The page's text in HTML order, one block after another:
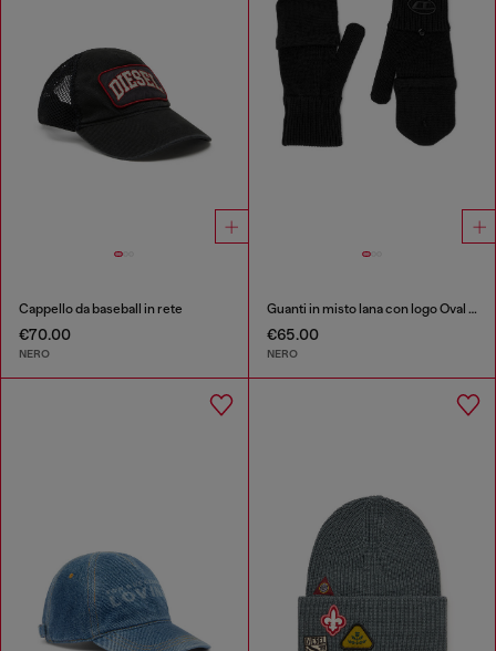
Cappello da baseball in rete
€70.00
NERO
Guanti in misto lana con logo Oval D
€65.00
NERO